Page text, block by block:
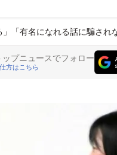
「有名になれる話に騙され
プニュースでフォロー
方はこちら